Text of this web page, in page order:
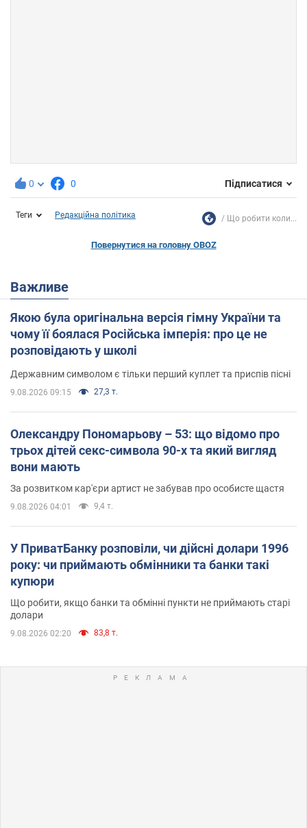
0 0 Підписатися
Теги Редакційна політика Що робити коли...
Повернутися на головну OBOZ
Важливе
Якою була оригінальна версія гімну України та
чому її боялася Російська імперія: про це не
розповідають у школі
Державним символом є тільки перший куплет та приспів пісні
9.08.2026 09:15 27,3 т.
Олександру Пономарьову – 53: що відомо про
трьох дітей секс-символа 90-х та який вигляд
вони мають
За розвитком кар'єри артист не забував про особисте щастя
9.08.2026 04:01 9,4 т.
У ПриватБанку розповіли, чи дійсні долари 1996
року: чи приймають обмінники та банки такі
купюри
Що робити, якщо банки та обмінні пункти не приймають старі
долари
9.08.2026 02:20 83,8 т.